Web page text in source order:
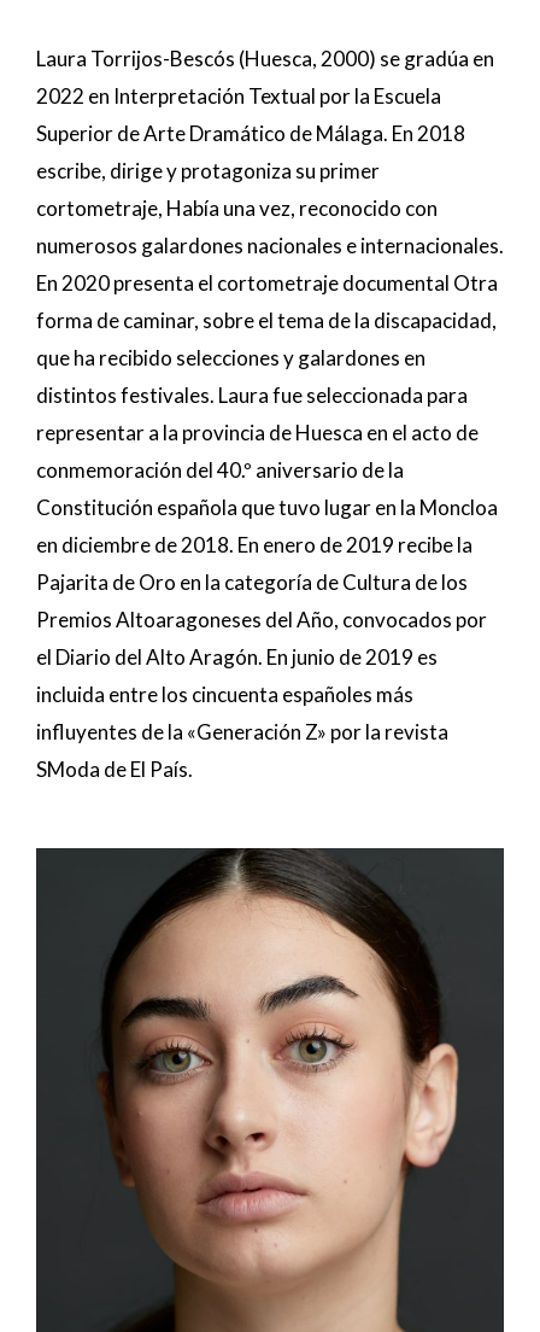
Laura Torrijos-Bescós (Huesca, 2000) se gradúa en
2022 en Interpretación Textual por la Escuela
Superior de Arte Dramático de Málaga. En 2018
escribe, dirige y protagoniza su primer
cortometraje, Había una vez, reconocido con
numerosos galardones nacionales e internacionales.
En 2020 presenta el cortometraje documental Otra
forma de caminar, sobre el tema de la discapacidad,
que ha recibido selecciones y galardones en
distintos festivales. Laura fue seleccionada para
representar a la provincia de Huesca en el acto de
conmemoración del 40.º aniversario de la
Constitución española que tuvo lugar en la Moncloa
en diciembre de 2018. En enero de 2019 recibe la
Pajarita de Oro en la categoría de Cultura de los
Premios Altoaragoneses del Año, convocados por
el Diario del Alto Aragón. En junio de 2019 es
incluida entre los cincuenta españoles más
influyentes de la «Generación Z» por la revista
SModa de El País.